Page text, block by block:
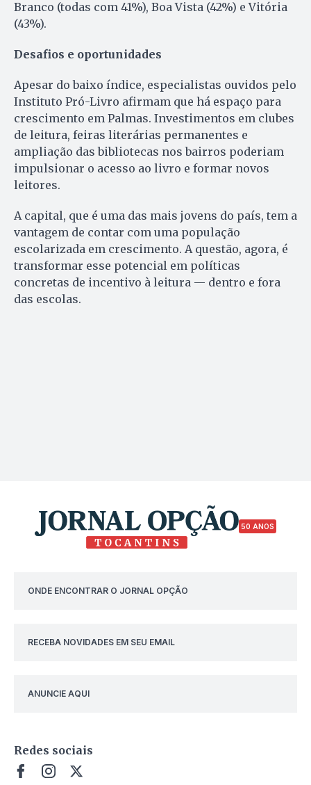
Branco (todas com 41%), Boa Vista (42%) e Vitória
(43%).
Desafios e oportunidades
Apesar do baixo índice, especialistas ouvidos pelo
Instituto Pró-Livro afirmam que há espaço para
crescimento em Palmas. Investimentos em clubes
de leitura, feiras literárias permanentes e
ampliação das bibliotecas nos bairros poderiam
impulsionar o acesso ao livro e formar novos
leitores.
A capital, que é uma das mais jovens do país, tem a
vantagem de contar com uma população
escolarizada em crescimento. A questão, agora, é
transformar esse potencial em políticas
concretas de incentivo à leitura — dentro e fora
das escolas.
50 ANOS
ONDE ENCONTRAR O JORNAL OPÇÃO
RECEBA NOVIDADES EM SEU EMAIL
ANUNCIE AQUI
Redes sociais